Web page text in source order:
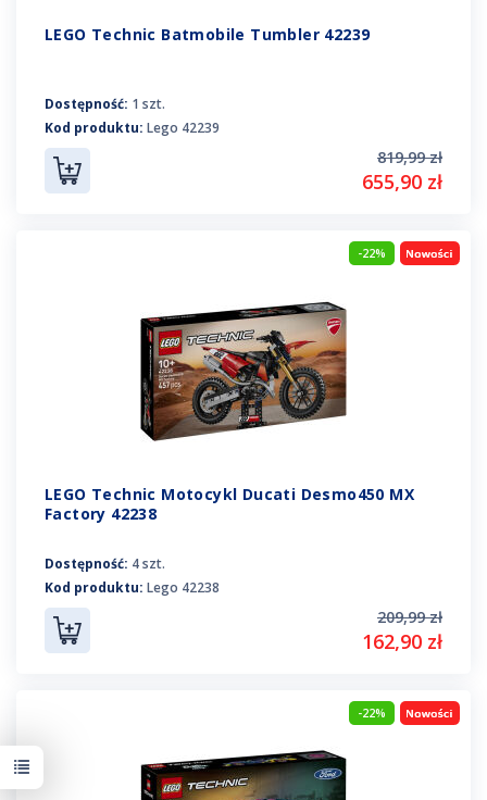
LEGO Technic Batmobile Tumbler 42239
Dostępność: 1 szt.
Kod produktu: Lego 42239
819,99 zł
655,90 zł
-22%
LEGO Technic Motocykl Ducati Desmo450 MX
Factory 42238
Dostępność: 4 szt.
Kod produktu: Lego 42238
209,99 zł
162,90 zł
-22%